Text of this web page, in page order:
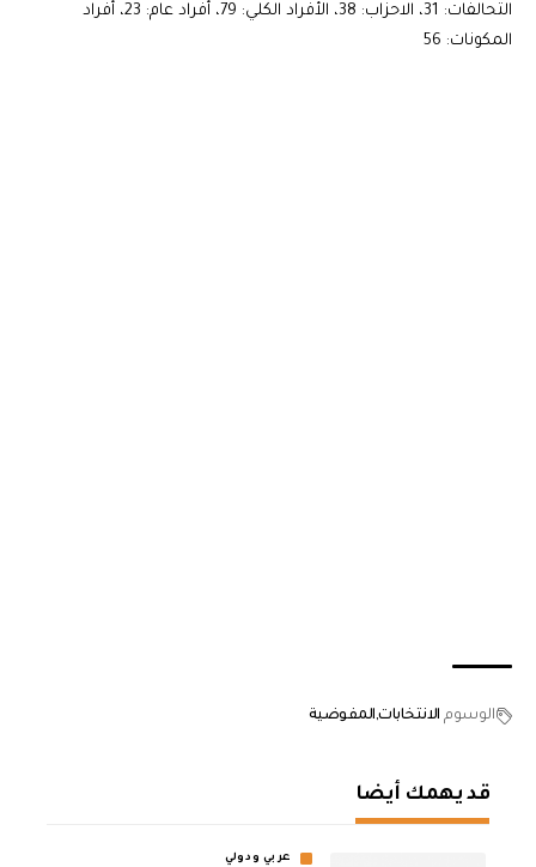
التحالفات: 31، الاحزاب: 38، الأفراد الكلي: 79، أفراد عام: 23، أفراد
المكونات: 56
الوسوم الانتخابات المفوضية
قد يهمك أيضا
عربي ودولي